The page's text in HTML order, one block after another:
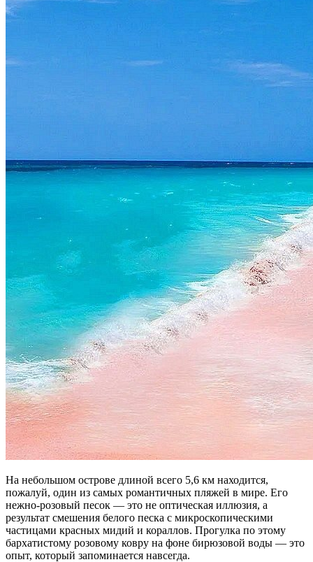
На небольшом острове длиной всего 5,6 км находится,
пожалуй, один из самых романтичных пляжей в мире. Его
нежно-розовый песок — это не оптическая иллюзия, а
результат смешения белого песка с микроскопическими
частицами красных мидий и кораллов. Прогулка по этому
бархатистому розовому ковру на фоне бирюзовой воды — это
опыт, который запоминается навсегда.